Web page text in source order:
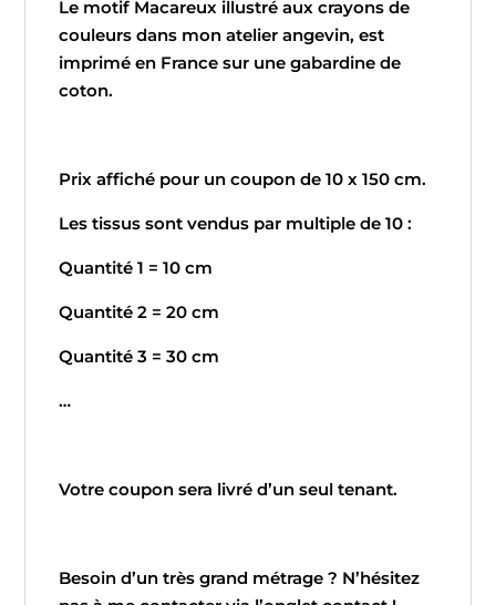
Le motif Macareux illustré aux crayons de
couleurs dans mon atelier angevin, est
imprimé en France sur une gabardine de
coton.
Prix affiché pour un coupon de 10 x 150 cm.
Les tissus sont vendus par multiple de 10 :
Quantité 1 = 10 cm
Quantité 2 = 20 cm
Quantité 3 = 30 cm
…
Votre coupon sera livré d’un seul tenant.
Besoin d’un très grand métrage ? N’hésitez